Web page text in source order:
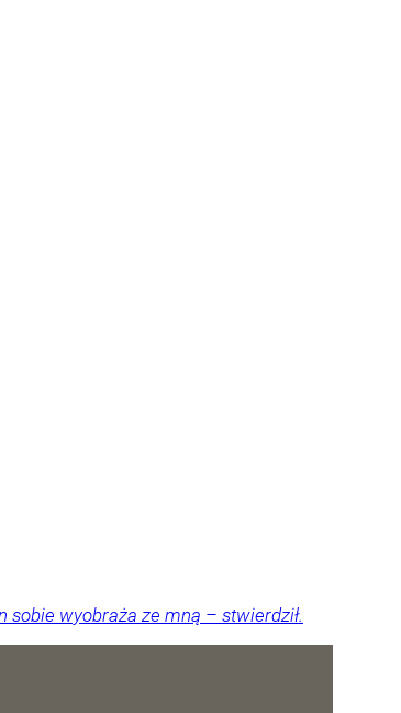
sobie wyobraża ze mną – stwierdził.